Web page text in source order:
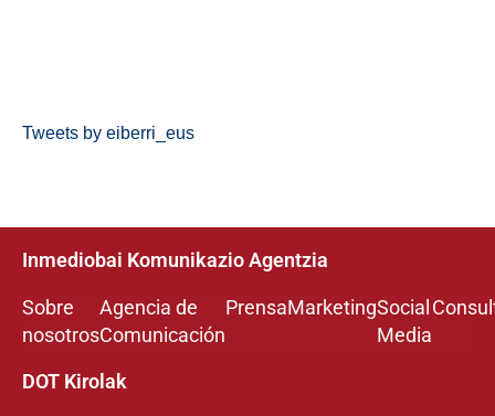
Tweets by eiberri_eus
Inmediobai Komunikazio Agentzia
Sobre
nosotros
Agencia de
Comunicación
PrensaMarketingSocial
Media
DOT Kirolak